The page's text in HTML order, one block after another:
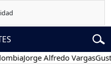
Jorge Alfredo VargasGustavo